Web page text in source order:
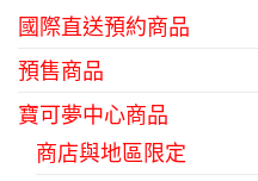
國際直送預約商品
預售商品
寶可夢中心商品
商店與地區限定